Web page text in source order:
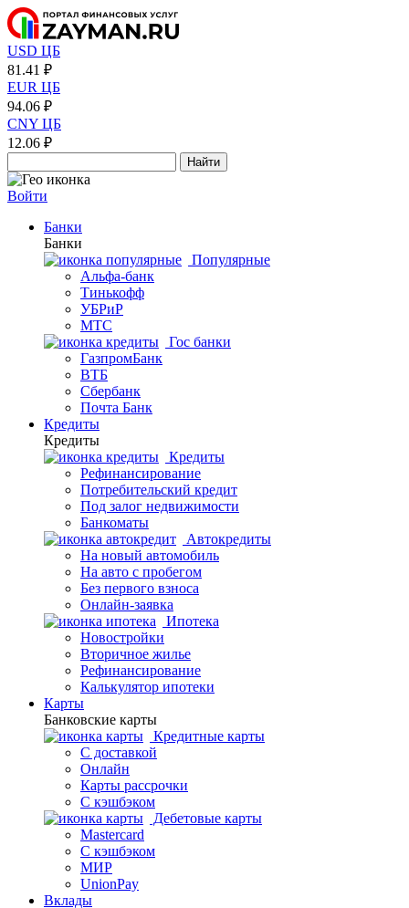
USD ЦБ
81.41 ₽
EUR ЦБ
94.06 ₽
CNY ЦБ
12.06 ₽
Найти
Войти
Банки
Банки
Популярные
Альфа-банк
Тинькофф
УБРиР
МТС
Гос банки
ГазпромБанк
ВТБ
Сбербанк
Почта Банк
Кредиты
Кредиты
Кредиты
Рефинансирование
Потребительский кредит
Под залог недвижимости
Банкоматы
Автокредиты
На новый автомобиль
На авто с пробегом
Без первого взноса
Онлайн-заявка
Ипотека
Новостройки
Вторичное жилье
Рефинансирование
Калькулятор ипотеки
Карты
Банковские карты
Кредитные карты
С доставкой
Онлайн
Карты рассрочки
С кэшбэком
Дебетовые карты
Mastercard
С кэшбэком
МИР
UnionPay
Вклады